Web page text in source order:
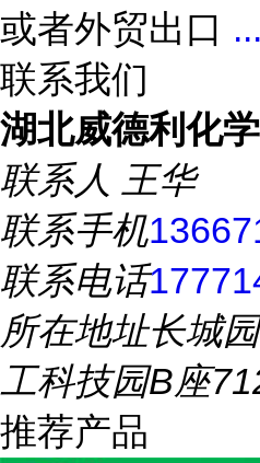
或者外贸出口 ...
联系我们
湖北威德利化
联系人 王华
联系手机
联系电话
所在地址长城
工科技园B座
推荐产品